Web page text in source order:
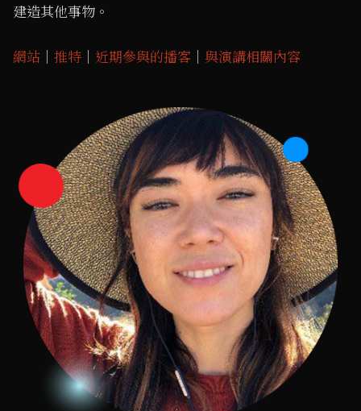
建造其他事物。
網站 推特 近期參與的播客 與演講相關內容